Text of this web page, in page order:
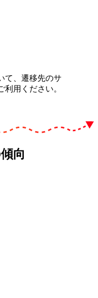
て、遷移先のサ
用ください。
向